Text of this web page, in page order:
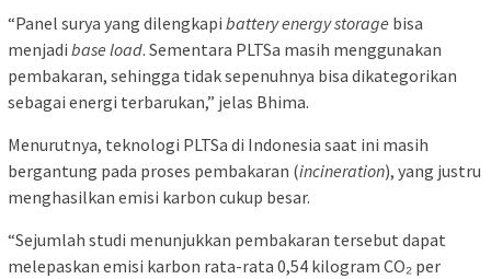
“Panel surya yang dilengkapi battery energy storage bisa
menjadi base load. Sementara PLTSa masih menggunakan
pembakaran, sehingga tidak sepenuhnya bisa dikategorikan
sebagai energi terbarukan,” jelas Bhima.
Menurutnya, teknologi PLTSa di Indonesia saat ini masih
bergantung pada proses pembakaran (incineration), yang justru
menghasilkan emisi karbon cukup besar.
“Sejumlah studi menunjukkan pembakaran tersebut dapat
melepaskan emisi karbon rata-rata 0,54 kilogram CO₂ per